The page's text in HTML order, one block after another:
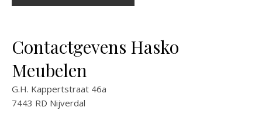
Contactgevens Hasko
Meubelen
G.H. Kappertstraat 46a
7443 RD Nijverdal